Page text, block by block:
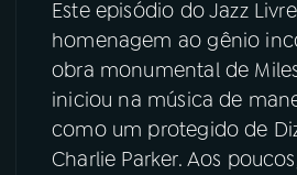
YouTube
Instagram X
TikTok
Este episódio do Jazz
homenagem ao gênio
obra monumental de
iniciou na música de
como um protegido de
Charlie Parker. Aos